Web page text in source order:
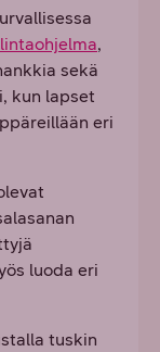
,
sekä
kun lapset
eri
luoda eri
tuskin